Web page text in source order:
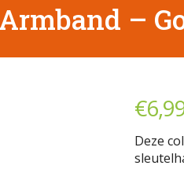
–
€
Deze